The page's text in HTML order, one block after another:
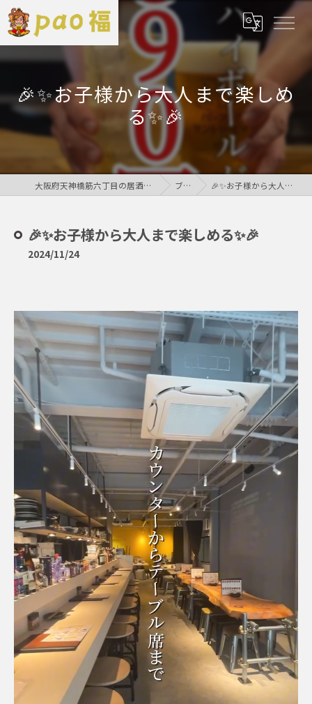
🎉✨お子様から大人まで楽しめ
る✨🎉
大阪府天神橋筋六丁目の居酒屋なら鶏居酒屋pao福 ブログ 🎉✨お子様から大人まで楽しめる✨🎉
🎉✨お子様から大人まで楽しめる✨🎉
2024/11/24